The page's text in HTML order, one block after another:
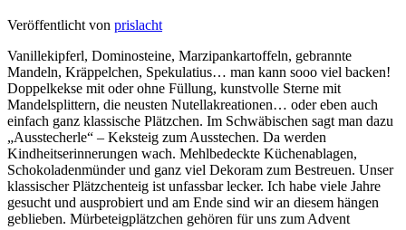
Veröffentlicht von prislacht
Vanillekipferl, Dominosteine, Marzipankartoffeln, gebrannte
Mandeln, Kräppelchen, Spekulatius… man kann sooo viel backen!
Doppelkekse mit oder ohne Füllung, kunstvolle Sterne mit
Mandelsplittern, die neusten Nutellakreationen… oder eben auch
einfach ganz klassische Plätzchen. Im Schwäbischen sagt man dazu
„Ausstecherle“ – Keksteig zum Ausstechen. Da werden
Kindheitserinnerungen wach. Mehlbedeckte Küchenablagen,
Schokoladenmünder und ganz viel Dekoram zum Bestreuen. Unser
klassischer Plätzchenteig ist unfassbar lecker. Ich habe viele Jahre
gesucht und ausprobiert und am Ende sind wir an diesem hängen
geblieben. Mürbeteigplätzchen gehören für uns zum Advent